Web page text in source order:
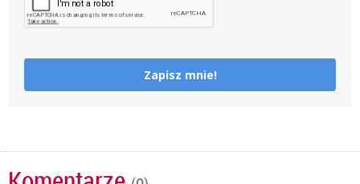
Zapisz mnie!